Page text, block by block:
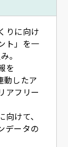
りに向け
ト」を一
。
を
動したア
アフリー
けて、
データの